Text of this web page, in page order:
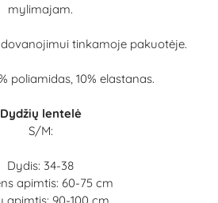
mylimajam.
tinkamoje pakuotėje.
poliamidas, 10% elastanas.
Dydžių lentelė
S/M:
Dydis: 34-38
apimtis: 60-75 cm